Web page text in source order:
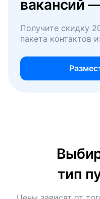
вакансий
Получите скидку
пакета контактов
тип